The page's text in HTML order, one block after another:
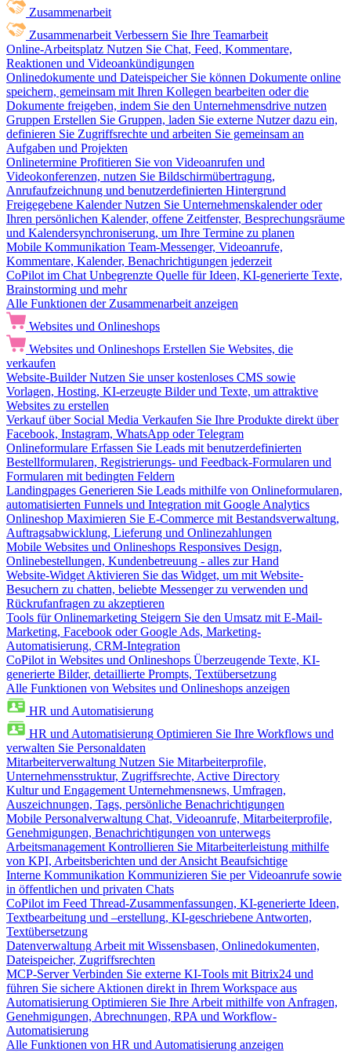
Zusammenarbeit
Zusammenarbeit Verbessern Sie Ihre Teamarbeit
Online-Arbeitsplatz Nutzen Sie Chat, Feed, Kommentare,
Reaktionen und Videoankündigungen
Onlinedokumente und Dateispeicher Sie können Dokumente online
speichern, gemeinsam mit Ihren Kollegen bearbeiten oder die
Dokumente freigeben, indem Sie den Unternehmensdrive nutzen
Gruppen Erstellen Sie Gruppen, laden Sie externe Nutzer dazu ein,
definieren Sie Zugriffsrechte und arbeiten Sie gemeinsam an
Aufgaben und Projekten
Onlinetermine Profitieren Sie von Videoanrufen und
Videokonferenzen, nutzen Sie Bildschirmübertragung,
Anrufaufzeichnung und benutzerdefinierten Hintergrund
Freigegebene Kalender Nutzen Sie Unternehmenskalender oder
Ihren persönlichen Kalender, offene Zeitfenster, Besprechungsräume
und Kalendersynchroniserung, um Ihre Termine zu planen
Mobile Kommunikation Team-Messenger, Videoanrufe,
Kommentare, Kalender, Benachrichtigungen jederzeit
CoPilot im Chat Unbegrenzte Quelle für Ideen, KI-generierte Texte,
Brainstorming und mehr
Alle Funktionen der Zusammenarbeit anzeigen
Websites und Onlineshops
Websites und Onlineshops Erstellen Sie Websites, die
verkaufen
Website-Builder Nutzen Sie unser kostenloses CMS sowie
Vorlagen, Hosting, KI-erzeugte Bilder und Texte, um attraktive
Websites zu erstellen
Verkauf über Social Media Verkaufen Sie Ihre Produkte direkt über
Facebook, Instagram, WhatsApp oder Telegram
Onlineformulare Erfassen Sie Leads mit benutzerdefinierten
Bestellformularen, Registrierungs- und Feedback-Formularen und
Formularen mit bedingten Feldern
Landingpages Generieren Sie Leads mithilfe von Onlineformularen,
automatisierten Funnels und Integration mit Google Analytics
Onlineshop Maximieren Sie E-Commerce mit Bestandsverwaltung,
Auftragsabwicklung, Lieferung und Onlinezahlungen
Mobile Websites und Onlineshops Responsives Design,
Onlinebestellungen, Kundenbetreuung - alles zur Hand
Website-Widget Aktivieren Sie das Widget, um mit Website-
Besuchern zu chatten, beliebte Messenger zu verwenden und
Rückrufanfragen zu akzeptieren
Tools für Onlinemarketing Steigern Sie den Umsatz mit E-Mail-
Marketing, Facebook oder Google Ads, Marketing-
Automatisierung, CRM-Integration
CoPilot in Websites und Onlineshops Überzeugende Texte, KI-
generierte Bilder, detaillierte Prompts, Textübersetzung
Alle Funktionen von Websites und Onlineshops anzeigen
HR und Automatisierung
HR und Automatisierung Optimieren Sie Ihre Workflows und
verwalten Sie Personaldaten
Mitarbeiterverwaltung Nutzen Sie Mitarbeiterprofile,
Unternehmensstruktur, Zugriffsrechte, Active Directory
Kultur und Engagement Unternehmensnews, Umfragen,
Auszeichnungen, Tags, persönliche Benachrichtigungen
Mobile Personalverwaltung Chat, Videoanrufe, Mitarbeiterprofile,
Genehmigungen, Benachrichtigungen von unterwegs
Arbeitsmanagement Kontrollieren Sie Mitarbeiterleistung mithilfe
von KPI, Arbeitsberichten und der Ansicht Beaufsichtige
Interne Kommunikation Kommunizieren Sie per Videoanrufe sowie
in öffentlichen und privaten Chats
CoPilot im Feed Thread-Zusammenfassungen, KI-generierte Ideen,
Textbearbeitung und –erstellung, KI-geschriebene Antworten,
Textübersetzung
Datenverwaltung Arbeit mit Wissensbasen, Onlinedokumenten,
Dateispeicher, Zugriffsrechten
MCP-Server Verbinden Sie externe KI-Tools mit Bitrix24 und
führen Sie sichere Aktionen direkt in Ihrem Workspace aus
Automatisierung Optimieren Sie Ihre Arbeit mithilfe von Anfragen,
Genehmigungen, Abrechnungen, RPA und Workflow-
Automatisierung
Alle Funktionen von HR und Automatisierung anzeigen